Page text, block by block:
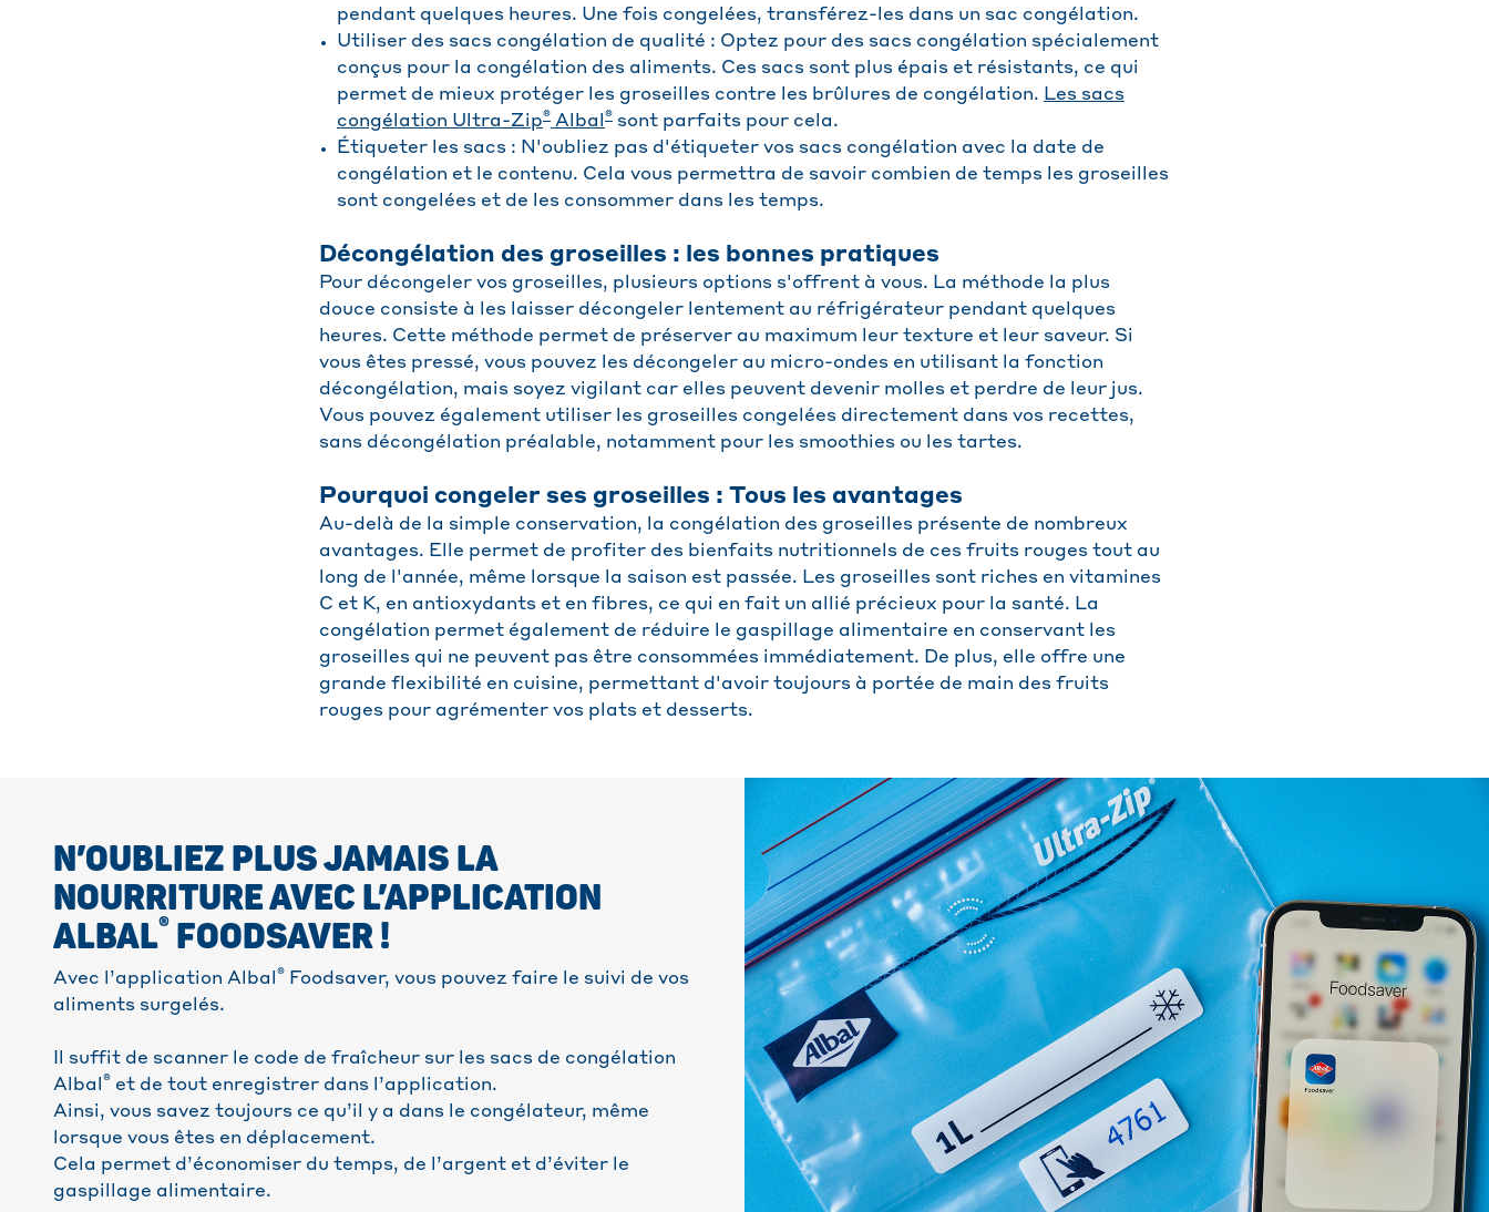
pendant quelques heures. Une fois congelées, transférez-les dans un sac congélation.
Utiliser des sacs congélation de qualité : Optez pour des sacs congélation spécialement
conçus pour la congélation des aliments. Ces sacs sont plus épais et résistants, ce qui
permet de mieux protéger les groseilles contre les brûlures de congélation. Les sacs
congélation Ultra-Zip® Albal® sont parfaits pour cela.
Étiqueter les sacs : N'oubliez pas d'étiqueter vos sacs congélation avec la date de
congélation et le contenu. Cela vous permettra de savoir combien de temps les groseilles
sont congelées et de les consommer dans les temps.
Décongélation des groseilles : les bonnes pratiques
Pour décongeler vos groseilles, plusieurs options s'offrent à vous. La méthode la plus
douce consiste à les laisser décongeler lentement au réfrigérateur pendant quelques
heures. Cette méthode permet de préserver au maximum leur texture et leur saveur. Si
vous êtes pressé, vous pouvez les décongeler au micro-ondes en utilisant la fonction
décongélation, mais soyez vigilant car elles peuvent devenir molles et perdre de leur jus.
Vous pouvez également utiliser les groseilles congelées directement dans vos recettes,
sans décongélation préalable, notamment pour les smoothies ou les tartes.
Pourquoi congeler ses groseilles : Tous les avantages
Au-delà de la simple conservation, la congélation des groseilles présente de nombreux
avantages. Elle permet de profiter des bienfaits nutritionnels de ces fruits rouges tout au
long de l'année, même lorsque la saison est passée. Les groseilles sont riches en vitamines
C et K, en antioxydants et en fibres, ce qui en fait un allié précieux pour la santé. La
congélation permet également de réduire le gaspillage alimentaire en conservant les
groseilles qui ne peuvent pas être consommées immédiatement. De plus, elle offre une
grande flexibilité en cuisine, permettant d'avoir toujours à portée de main des fruits
rouges pour agrémenter vos plats et desserts.
N’OUBLIEZ PLUS JAMAIS LA
NOURRITURE AVEC L’APPLICATION
ALBAL® FOODSAVER !
Avec l’application Albal® Foodsaver, vous pouvez faire le suivi de vos
aliments surgelés.
Il suffit de scanner le code de fraîcheur sur les sacs de congélation
Albal® et de tout enregistrer dans l’application.
Ainsi, vous savez toujours ce qu’il y a dans le congélateur, même
lorsque vous êtes en déplacement.
Cela permet d’économiser du temps, de l’argent et d’éviter le
gaspillage alimentaire.